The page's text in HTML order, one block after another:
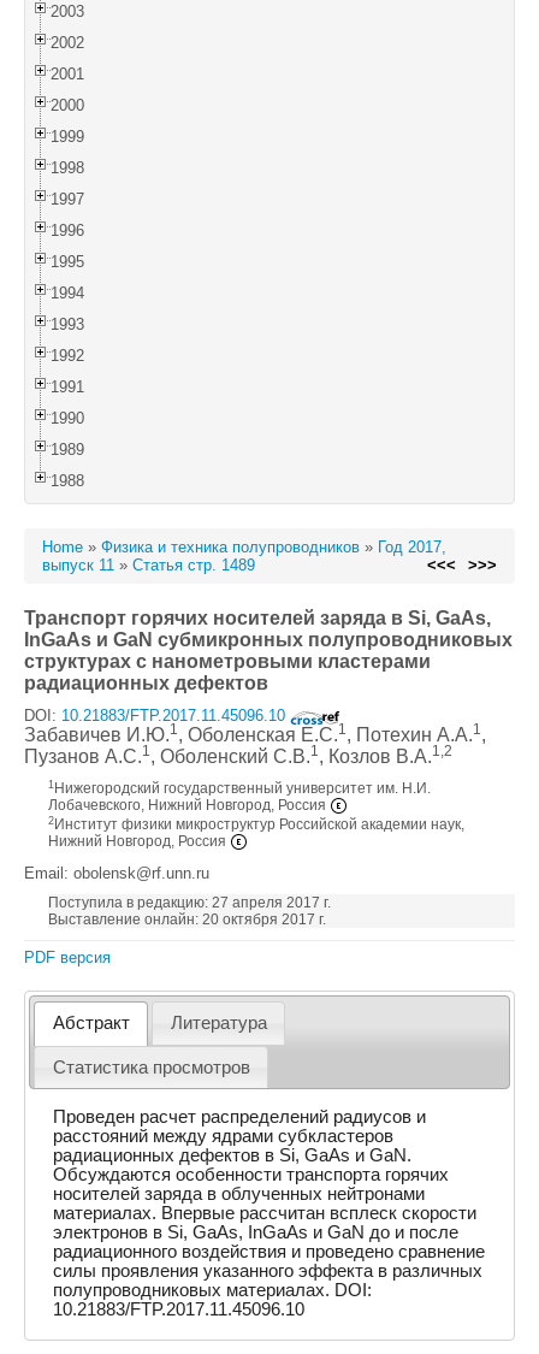
2003
2002
2001
2000
1999
1998
1997
1996
1995
1994
1993
1992
1991
1990
1989
1988
Home » Физика и техника полупроводников » Год 2017,
выпуск 11 » Статья стр. 1489 <<< >>>
Транспорт горячих носителей заряда в Si, GaAs,
InGaAs и GaN субмикронных полупроводниковых
структурах с нанометровыми кластерами
радиационных дефектов
DOI: 10.21883/FTP.2017.11.45096.10
Забавичев И.Ю.1, Оболенская Е.С.1, Потехин А.А.1,
Пузанов А.С.1, Оболенский С.В.1, Козлов В.А.1,2
1 Нижегородский государственный университет им. Н.И.
Лобачевского, Нижний Новгород, Россия
2 Институт физики микроструктур Российской академии наук,
Нижний Новгород, Россия
Email: obolensk@rf.unn.ru
Поступила в редакцию: 27 апреля 2017 г.
Выставление онлайн: 20 октября 2017 г.
PDF версия
Абстракт Литература
Статистика просмотров
Проведен расчет распределений радиусов и
расстояний между ядрами субкластеров
радиационных дефектов в Si, GaAs и GaN.
Обсуждаются особенности транспорта горячих
носителей заряда в облученных нейтронами
материалах. Впервые рассчитан всплеск скорости
электронов в Si, GaAs, InGaAs и GaN до и после
радиационного воздействия и проведено сравнение
силы проявления указанного эффекта в различных
полупроводниковых материалах. DOI:
10.21883/FTP.2017.11.45096.10